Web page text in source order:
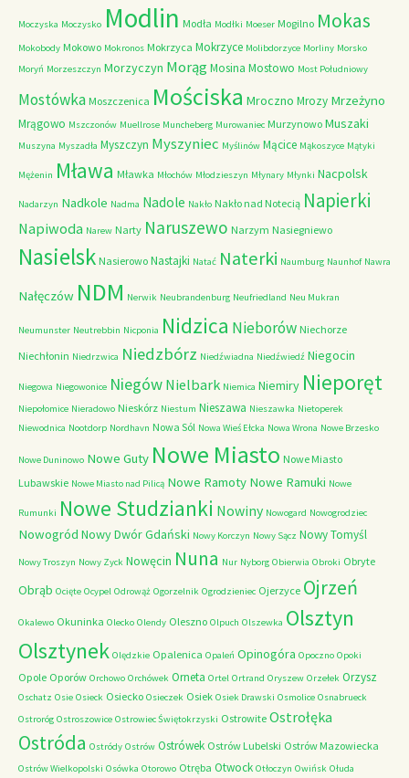
Moczyska Moczysko Modlin Modła Modłki Moeser Mogilno Mokas
Mokobody Mokowo Mokronos Mokrzyca Mokrzyce Molibdorzyce Morliny Morsko
Moryń Morzeszczyn Morzyczyn MorągMosina Mostowo Most Południowy
Mostówka Moszczenica Mościska Mroczno Mrozy Mrzeżyno
Mrągowo Mszczonów Muellrose Muncheberg Murowaniec Murzynowo Muszaki
Muszyna Myszadła Myszczyn Myszyniec Myślinów Mącice Mąkoszyce Mątyki
Mężenin Mława Mławka Młochów Młodzieszyn Młynary Młynki Nacpolsk
Nadarzyn Nadkole Nadma Nadole Nakło Nakło nad Notecią Napierki
Napiwoda Narew Narty Naruszewo Narzym Nasiegniewo
Nasielsk Nasierowo Nastajki Natać Naterki Naumburg Naunhof Nawra
Nałęczów NDM Nerwik Neubrandenburg Neufriedland Neu Mukran
Neumunster Neutrebbin Nicponia Nidzica Nieborów Niechorze
Niechłonin Niedrzwica Niedzbórz Niedźwiadna Niedźwiedź Niegocin
Niegowa Niegowonice Niegów Nielbark Niemica Niemiry Nieporęt
Niepołomice Nieradowo Nieskórz Niestum Nieszawa Nieszawka Nietoperek
Niewodnica Nootdorp Nordhavn Nowa Sól Nowa Wieś Ełcka Nowa Wrona Nowe Brzesko
Nowe Duninowo Nowe Guty Nowe Miasto Nowe Miasto
Lubawskie Nowe Miasto nad Pilicą Nowe Ramoty Nowe Ramuki Nowe
Rumunki Nowe Studzianki Nowiny Nowogard Nowogrodziec
Nowogród Nowy Dwór Gdański Nowy Korczyn Nowy Sącz Nowy Tomyśl
Nowy Troszyn Nowy Zyck Nowęcin Nuna Nur Nyborg Obierwia Obroki Obryte
Obrąb Ocięte Ocypel Odrowąż Ogorzelnik Ogrodzieniec Ojerzyce Ojrzeń
Okalewo Okuninka Olecko Olendy Oleszno Olpuch Olszewka Olsztyn
Olsztynek Olędzkie Opalenica Opaleń Opinogóra Opoczno Opoki
Opole Oporów Orchowo Orchówek Orneta Ortel Ortrand Oryszew Orzełek Orzysz
Oschatz Osie Osieck Osiecko Osieczek Osiek Osiek Drawski Osmolice Osnabrueck
Ostroróg Ostroszowice Ostrowiec Świętokrzyski Ostrowite Ostrołęka
Ostróda Ostródy Ostrów Ostrówek Ostrów Lubelski Ostrów Mazowiecka
Ostrów Wielkopolski Osówka Otorowo Otręba Otwock Otłoczyn Owińsk Ołuda